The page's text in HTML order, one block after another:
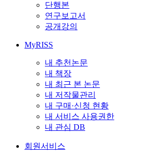
단행본
연구보고서
공개강의
MyRISS
내 추천논문
내 책장
내 최근 본 논문
내 저작물관리
내 구매·신청 현황
내 서비스 사용권한
내 관심 DB
회원서비스